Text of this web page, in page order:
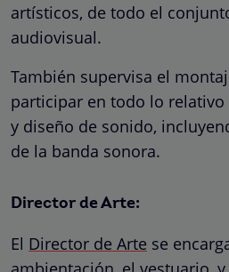
artísticos, de todo el
audiovisual.
También supervisa el
participar en todo lo relativo
y diseño de sonido,
de la banda sonora.
Director de Arte:
El Director de Arte se